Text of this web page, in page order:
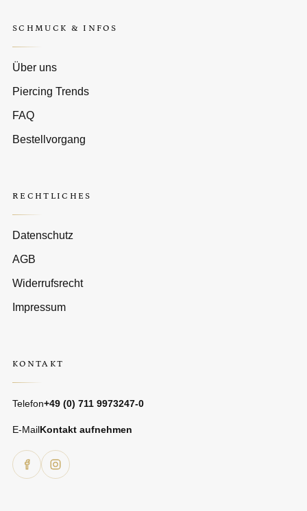
SCHMUCK & INFOS
Über uns
Piercing Trends
FAQ
Bestellvorgang
RECHTLICHES
Datenschutz
AGB
Widerrufsrecht
Impressum
KONTAKT
Telefon+49 (0) 711 9973247-0
E-MailKontakt aufnehmen